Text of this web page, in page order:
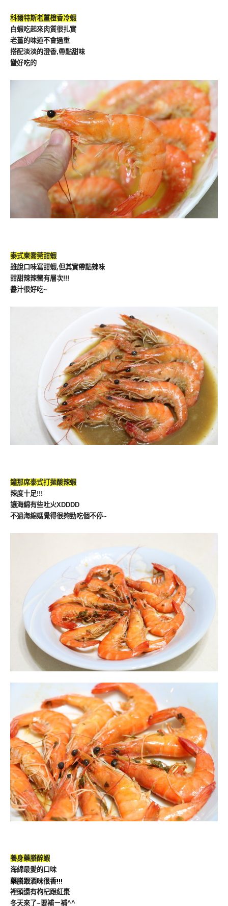
科爾特斯老薑橙香冷蝦
白蝦吃起來肉質很扎實
老薑的味道不會過重
搭配淡淡的澄香,帶點甜味
蠻好吃的
泰式柬喬莞甜蝦
雖說口味寫甜蝦,但其實帶點辣味
甜甜辣辣蠻有層次!!!
醬汁很好吃~
鐘那席泰式打拋酸辣蝦
辣度十足!!!
讓海綿有些吐火XDDDD
不過海綿媽覺得很夠勁吃個不停~
養身藥膳醉蝦
海綿最愛的口味
藥膳跟酒味很香!!!
裡頭還有枸杞跟紅棗
冬天來了~要補ㄧ補^^